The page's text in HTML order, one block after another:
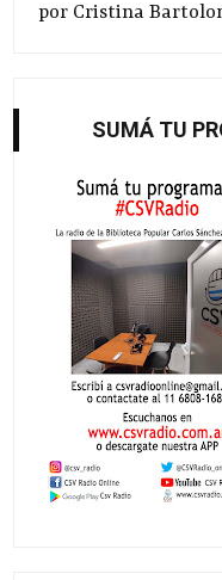
por Cristina
SUMÁ TU